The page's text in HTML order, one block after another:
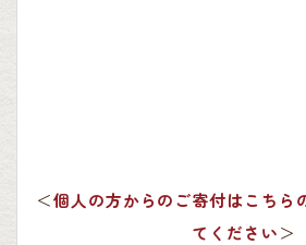
＜個人の方からのご寄付はこちら
てください＞